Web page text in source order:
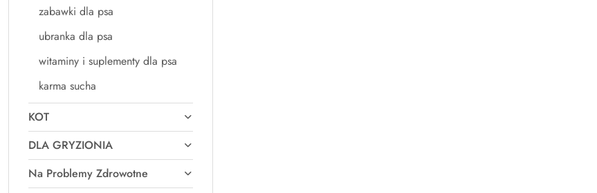
zabawki dla psa
ubranka dla psa
witaminy i suplementy dla psa
karma sucha
KOT
DLA GRYZIONIA
Na Problemy Zdrowotne